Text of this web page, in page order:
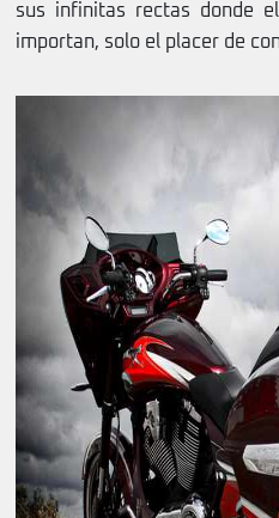
sus infinitas rectas donde
importan, solo el placer de